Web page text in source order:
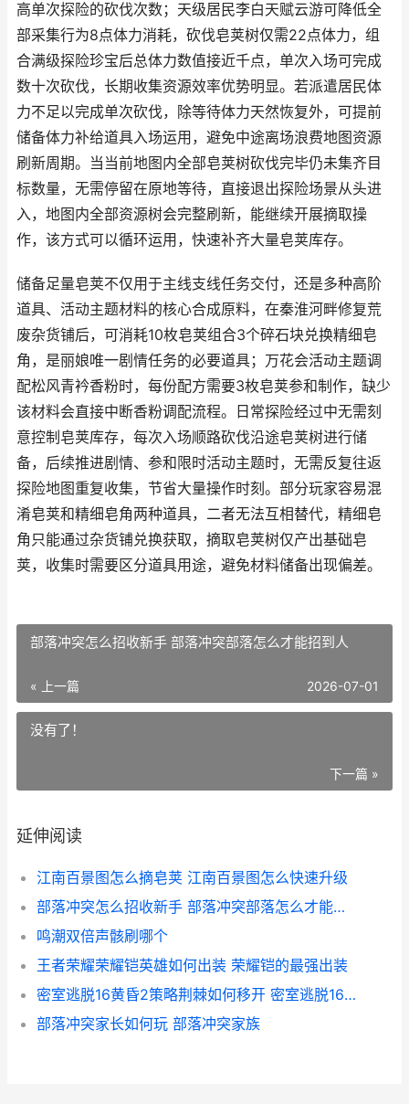
高单次探险的砍伐次数；天级居民李白天赋云游可降低全
部采集行为8点体力消耗，砍伐皂荚树仅需22点体力，组
合满级探险珍宝后总体力数值接近千点，单次入场可完成
数十次砍伐，长期收集资源效率优势明显。若派遣居民体
力不足以完成单次砍伐，除等待体力天然恢复外，可提前
储备体力补给道具入场运用，避免中途离场浪费地图资源
刷新周期。当当前地图内全部皂荚树砍伐完毕仍未集齐目
标数量，无需停留在原地等待，直接退出探险场景从头进
入，地图内全部资源树会完整刷新，能继续开展摘取操
作，该方式可以循环运用，快速补齐大量皂荚库存。
储备足量皂荚不仅用于主线支线任务交付，还是多种高阶
道具、活动主题材料的核心合成原料，在秦淮河畔修复荒
废杂货铺后，可消耗10枚皂荚组合3个碎石块兑换精细皂
角，是丽娘唯一剧情任务的必要道具；万花会活动主题调
配松风青衿香粉时，每份配方需要3枚皂荚参和制作，缺少
该材料会直接中断香粉调配流程。日常探险经过中无需刻
意控制皂荚库存，每次入场顺路砍伐沿途皂荚树进行储
备，后续推进剧情、参和限时活动主题时，无需反复往返
探险地图重复收集，节省大量操作时刻。部分玩家容易混
淆皂荚和精细皂角两种道具，二者无法互相替代，精细皂
角只能通过杂货铺兑换获取，摘取皂荚树仅产出基础皂
荚，收集时需要区分道具用途，避免材料储备出现偏差。
部落冲突怎么招收新手 部落冲突部落怎么才能招到人
« 上一篇 2026-07-01
没有了！
下一篇 »
延伸阅读
江南百景图怎么摘皂荚 江南百景图怎么快速升级
部落冲突怎么招收新手 部落冲突部落怎么才能招到人
鸣潮双倍声骸刷哪个
王者荣耀荣耀铠英雄如何出装 荣耀铠的最强出装
密室逃脱16黄昏2策略荆棘如何移开 密室逃脱16黄昏3 下载
部落冲突家长如何玩 部落冲突家族